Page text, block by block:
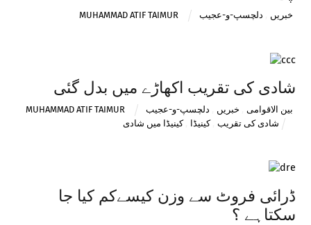
MUHAMMAD ATIF TAIMUR خبریں دلچسپ-و-عجیب
شادی کی تقریب اکھاڑے میں بدل گئی
MUHAMMAD ATIF TAIMUR بین الاقوامی خبریں
دلچسپ-و-عجیب
شادی کی تقریب
,کینیڈا ,کینیڈا میں شادی
ڈرائی فروٹ سے وزن کیسےکم کیا جا
سکتاہے ؟